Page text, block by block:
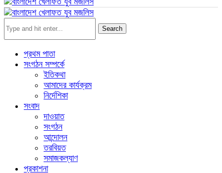
Search
প্রথম পাতা
সংগঠন সম্পর্কে
ইতিকথা
আমাদের কার্যক্রম
নির্দেশিকা
সংবাদ
দাওয়াত
সংগঠন
আন্দোলন
তরবিয়ত
সমাজকল্যাণ
প্রকাশনা